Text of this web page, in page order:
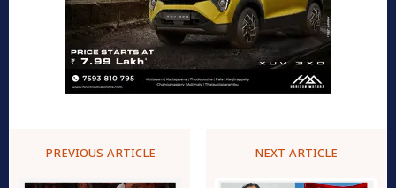
PREVIOUS ARTICLE NEXT ARTICLE